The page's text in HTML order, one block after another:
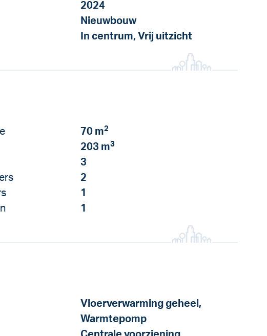
2024
Nieuwbouw
In centrum, Vrij uitzicht
70 m2
203 m3
3
2
1
1
Vloerverwarming geheel,
Warmtepomp